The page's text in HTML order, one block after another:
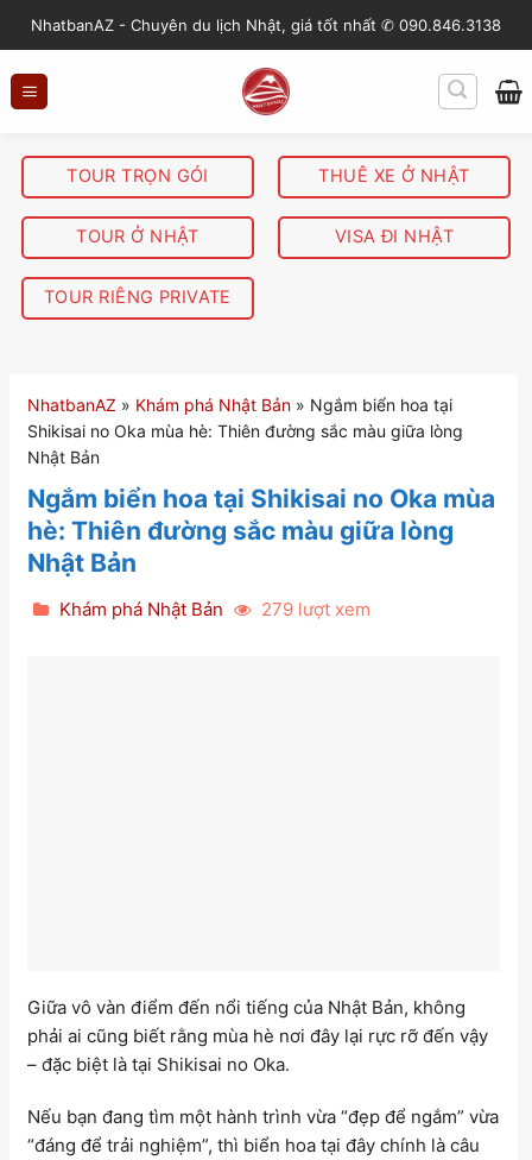
NhatbanAZ - Chuyên du lịch Nhật, giá tốt nhất ✆ 090.846.3138
TOUR TRỌN GÓI
TOUR Ở NHẬT
TOUR RIÊNG PRIVATE
THUÊ XE Ở NHẬT
VISA ĐI NHẬT
NhatbanAZ » Khám phá Nhật Bản » Ngắm biển hoa tại
Shikisai no Oka mùa hè: Thiên đường sắc màu giữa lòng
Nhật Bản
Ngắm biển hoa tại Shikisai no Oka mùa
hè: Thiên đường sắc màu giữa lòng
Nhật Bản
Khám phá Nhật Bản 279 lượt xem
Giữa vô vàn điểm đến nổi tiếng của Nhật Bản, không
phải ai cũng biết rằng mùa hè nơi đây lại rực rỡ đến vậy
– đặc biệt là tại Shikisai no Oka.
Nếu bạn đang tìm một hành trình vừa “đẹp để ngắm” vừa
“đáng để trải nghiệm”, thì biển hoa tại đây chính là câu